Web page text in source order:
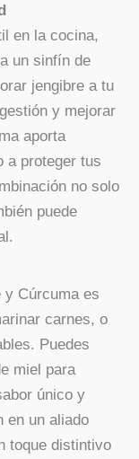
en la cocina,
un sinfín de
jengibre a tu
y mejorar
aporta
a proteger tus
no solo
puede
y Cúrcuma es
carnes, o
Puedes
miel para
único y
en un aliado
toque distintivo